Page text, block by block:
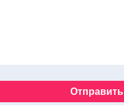
Отправить